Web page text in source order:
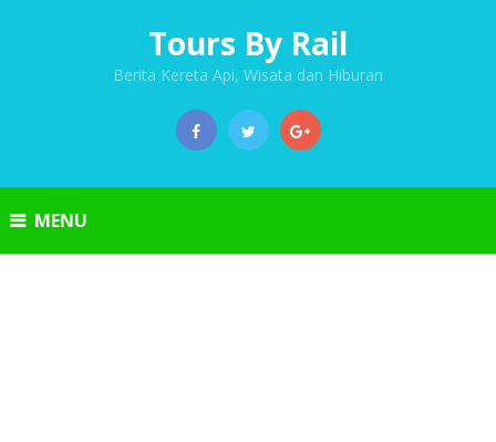
Tours By Rail
Berita Kereta Api, Wisata dan Hiburan
MENU